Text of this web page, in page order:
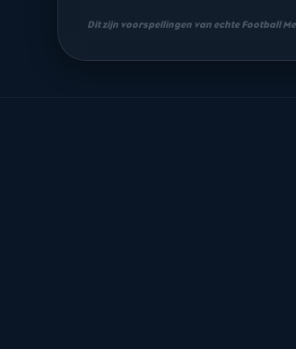
Dit zijn voorspellingen van echte Football